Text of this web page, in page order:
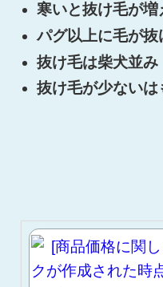
寒いと抜け毛が増
パグ以上に毛が抜
抜け毛は柴犬並み
抜け毛が少ない